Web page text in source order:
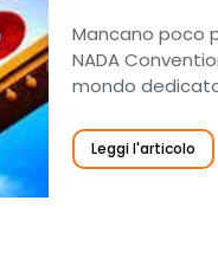
Mancano poco
NADA
mondo
Leggi l'articolo